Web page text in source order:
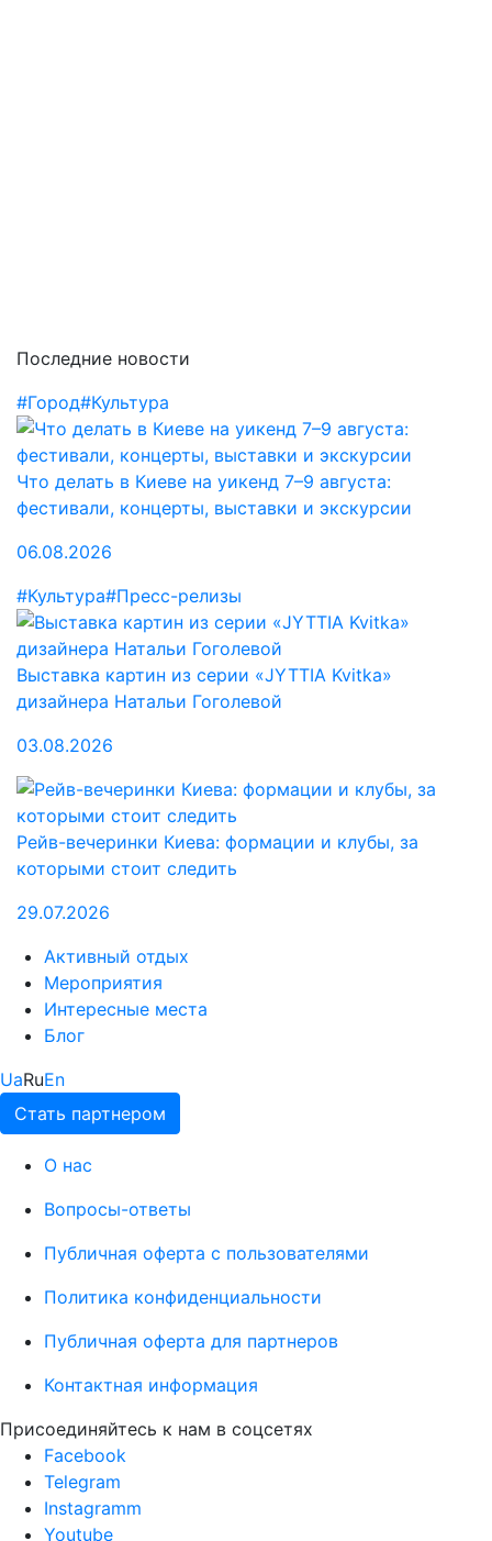
Последние новости
#Город#Культура
Что делать в Киеве на уикенд 7–9 августа:
фестивали, концерты, выставки и экскурсии
06.08.2026
#Культура#Пресс-релизы
Выставка картин из серии «JYTTIA Kvitka»
дизайнера Натальи Гоголевой
03.08.2026
Рейв-вечеринки Киева: формации и клубы, за
которыми стоит следить
29.07.2026
Активный отдых
Мероприятия
Интересные места
Блог
UaRuEn
Стать партнером
О нас
Вопросы-ответы
Публичная оферта с пользователями
Политика конфиденциальности
Публичная оферта для партнеров
Контактная информация
Присоединяйтесь к нам в соцсетях
Facebook
Telegram
Instagramm
Youtube